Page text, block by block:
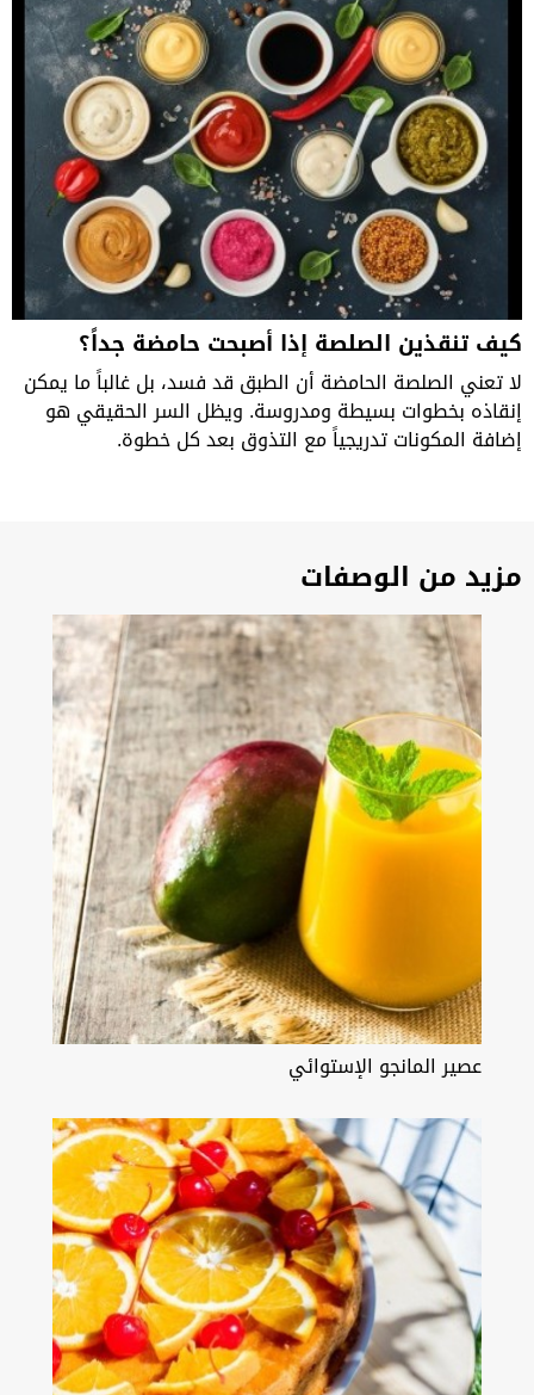
كيف تنقذين الصلصة إذا أصبحت حامضة جداً؟
لا تعني الصلصة الحامضة أن الطبق قد فسد، بل غالباً ما يمكن
إنقاذه بخطوات بسيطة ومدروسة. ويظل السر الحقيقي هو
إضافة المكونات تدريجياً مع التذوق بعد كل خطوة.
مزيد من الوصفات
عصير المانجو الإستوائي